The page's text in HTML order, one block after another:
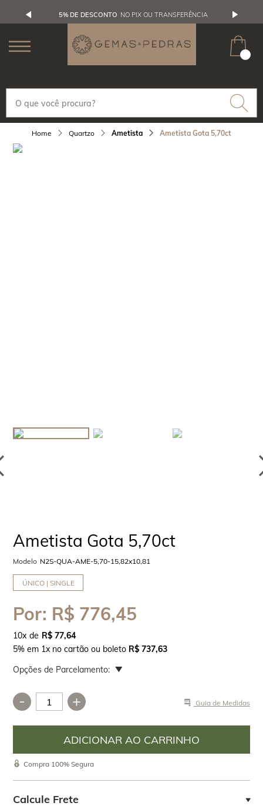
5% DE DESCONTO NO PIX OU TRANSFERÊNCIA
Quartzo Ametista Ametista Gota 5,70ct
Ametista Gota 5,70ct
Modelo N2S-QUA-AME-5,70-15,82x10,81
ÚNICO | SINGLE
Por: R$ 776,45
10x
R$ 77,64
5% em 1x no cartão ou boleto R$ 737,63
Opções de Parcelamento:
- + Guia de Medidas
Compra 100% Segura
Calcule Frete